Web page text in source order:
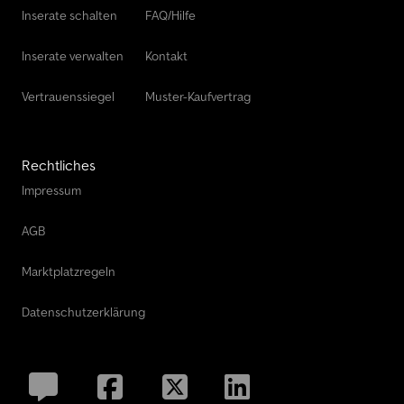
Irrtum und Zwischenverkauf vorbehalten = Weitere
€ 9.999, US$ 11.650 Mehrwertsteuer/Differenzbesteuerung:
Inserate schalten
Inserate verwalten
Vertrauenssiegel
FAQ/Hilfe
Kontakt
Muster-Kaufvertrag
Rechtliches
Impressum
AGB
Marktplatzregeln
Datenschutzerklärung